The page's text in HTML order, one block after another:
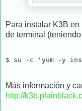
Para instalar K3B
de terminal
$ su -c 'yum -y
Más información y
http://